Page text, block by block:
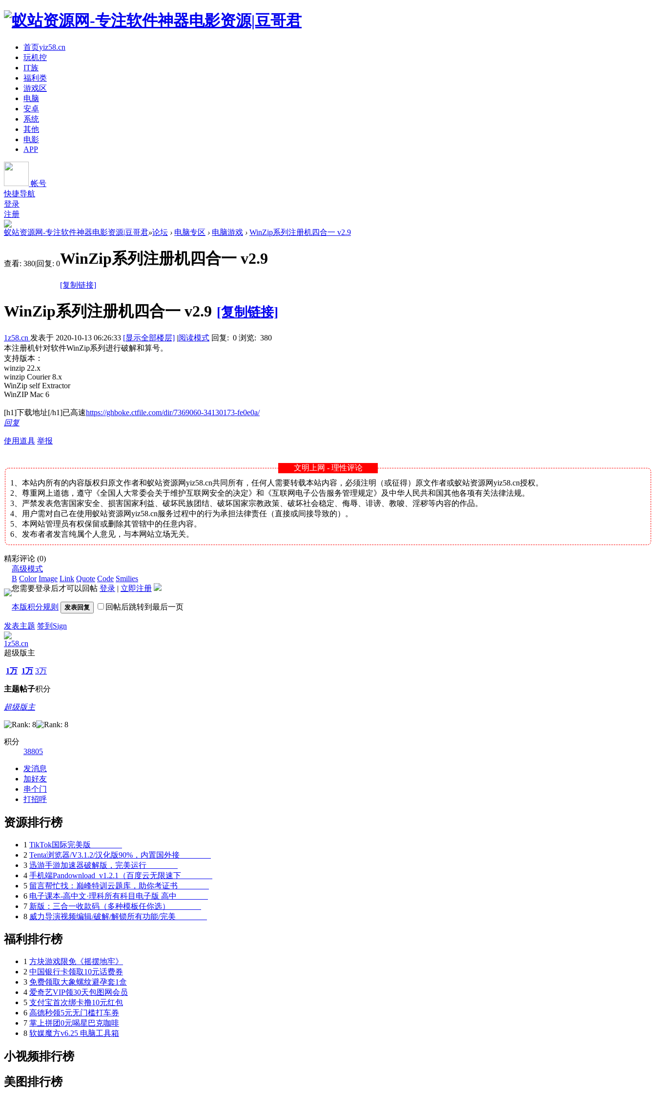
首页yiz58.cn
玩机控
IT族
福利类
游戏区
电脑
安卓
系统
其他
电影
APP
帐号
快捷导航
登录
注册
蚁站资源网-专注软件神器电影资源|豆哥君»论坛 › 电脑专区 › 电脑游戏 › WinZip系列注册机四合一 v2.9
查看: 380|回复: 0WinZip系列注册机四合一 v2.9
[复制链接]
WinZip系列注册机四合一 v2.9 [复制链接]
1z58.cn 发表于 2020-10-13 06:26:33 [显示全部楼层] |阅读模式 回复: 0 浏览: 380
本注册机针对软件WinZip系列进行破解和算号。
支持版本：
winzip 22.x
winzip Courier 8.x
WinZip self Extractor
WinZIP Mac 6
[h1]下载地址[/h1]已高速https://ghboke.ctfile.com/dir/7369060-34130173-fe0e0a/
回复
使用道具 举报
文明上网 - 理性评论
1、本站内所有的内容版权归原文作者和蚁站资源网yiz58.cn共同所有，任何人需要转载本站内容，必须注明（或征得）原文作者或蚁站资源网yiz58.cn授权。
2、尊重网上道德，遵守《全国人大常委会关于维护互联网安全的决定》和《互联网电子公告服务管理规定》及中华人民共和国其他各项有关法律法规。
3、严禁发表危害国家安全、损害国家利益、破坏民族团结、破坏国家宗教政策、破坏社会稳定、侮辱、诽谤、教唆、淫秽等内容的作品。
4、用户需对自己在使用蚁站资源网yiz58.cn服务过程中的行为承担法律责任（直接或间接导致的）。
5、本网站管理员有权保留或删除其管辖中的任意内容。
6、发布者者发言纯属个人意见，与本网站立场无关。
精彩评论 (0)
高级模式
B Color Image Link Quote Code Smilies
您需要登录后才可以回帖 登录 | 立即注册
本版积分规则 发表回复 回帖后跳转到最后一页
发表主题 签到Sign
1z58.cn
超级版主
1万
主题
1万
帖子
3万
积分
超级版主
积分
38805
发消息
加好友
串个门
打招呼
资源排行榜
1 TikTok国际完美版
2 Tenta浏览器/V3.1.2/汉化版90%，内置国外接
3 迅游手游加速器破解版，完美运行
4 手机端Pandownload_v1.2.1（百度云无限速下
5 留言帮忙找：巅峰特训云题库，助你考证书
6 电子课本-高中文·理科所有科目电子版 高中
7 新版：三合一收款码（多种模板任你选）
8 威力导演视频编辑/破解/解锁所有功能/完美
福利排行榜
1 方块游戏限免《摇摆地牢》
2 中国银行卡领取10元话费券
3 免费领取大象螺纹避孕套1盒
4 爱奇艺VIP领30天包图网会员
5 支付宝首次绑卡撸10元红包
6 高德秒领5元无门槛打车券
7 掌上拼团0元喝星巴克咖啡
8 软媒魔方v6.25 电脑工具箱
小视频排行榜
美图排行榜